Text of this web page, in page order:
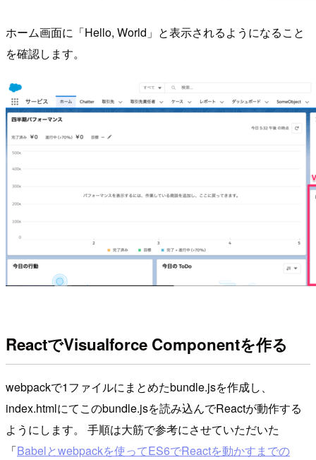
ホーム画面に「Hello, World」と表示されるようになること
を確認します。
ReactでVisualforce Componentを作る
webpackで1ファイルにまとめたbundle.jsを作成し、
index.htmlにてこのbundle.jsを読み込んでReactが動作する
ようにします。 手順は大筋で参考にさせていただいた
「Babelとwebpackを使ってES6でReactを動かすまでの